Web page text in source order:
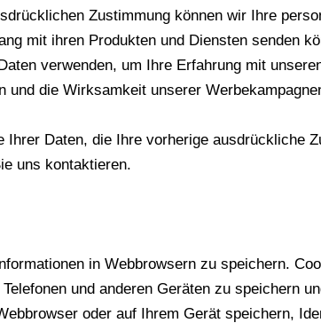
Zustimmung können wir Ihre
mit ihren Produkten und Diensten senden
verwenden, um Ihre Erfahrung mit
die Wirksamkeit unserer
Daten, die Ihre vorherige ausdrückliche
uns kontaktieren.
in Webbrowsern zu speichern.
und anderen Geräten zu speichern
oder auf Ihrem Gerät speichern,